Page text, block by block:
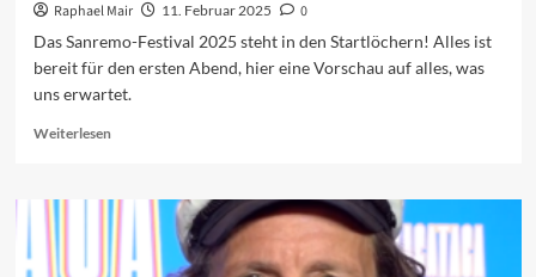
Raphael Mair 11. Februar 2025
0
Das Sanremo-Festival 2025 steht in den Startlöchern! Alles ist
bereit für den ersten Abend, hier eine Vorschau auf alles, was
uns erwartet.
WeiterlesenRead
Vorschau
den
ersten